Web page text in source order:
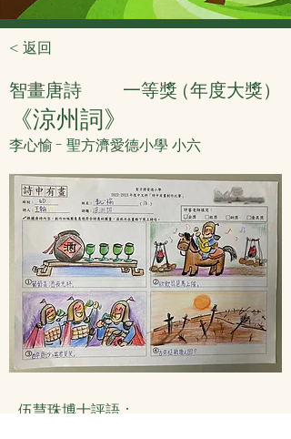
< 返回
智畫唐詩 一等獎（年度大獎）
《涼州詞》
李心愉 - 聖方濟愛德小學 小六
伍慧珠博士評語：